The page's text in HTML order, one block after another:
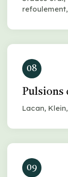
08
Pulsions
Lacan,
09